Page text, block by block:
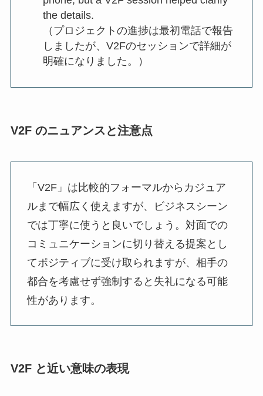
the details.
（プロジェクトの進捗は最初電話で報告
しましたが、V2Fのセッションで詳細が
明確になりました。）
V2F のニュアンスと注意点
「V2F」は比較的フォーマルからカジュア
ルまで幅広く使えますが、ビジネスシーン
では丁寧に使うと良いでしょう。対面での
コミュニケーションに切り替える提案とし
てポジティブに受け取られますが、相手の
都合を考慮せず強制すると失礼になる可能
性があります。
V2F と近い意味の表現